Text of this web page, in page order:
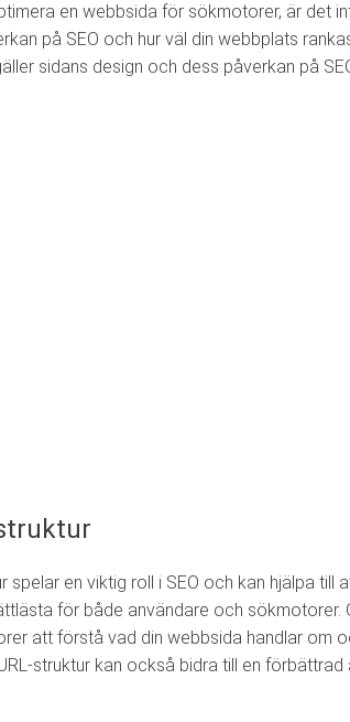
en webbsida för sökmotorer, är det
på SEO och hur väl din webbplats
sidans design och dess påverkan på
spelar en viktig roll i SEO och kan hjälpa
för både användare och sökmotorer.
att förstå vad din webbsida handlar om
struktur kan också bidra till en förbättrad